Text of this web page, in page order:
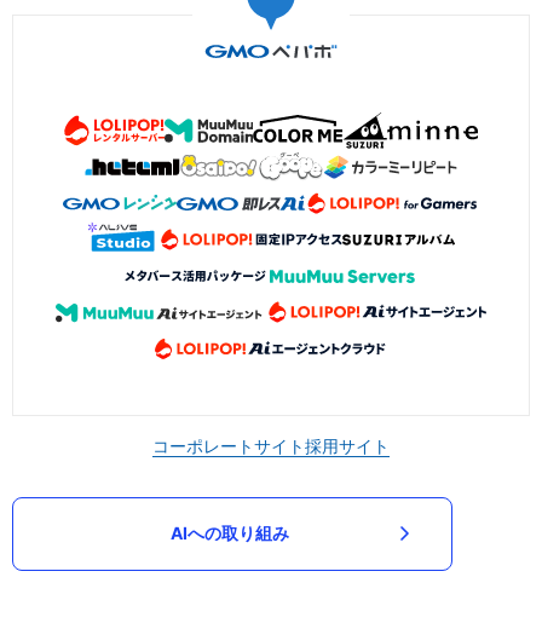
コーポレートサイト採用サイト
AIへの取り組み